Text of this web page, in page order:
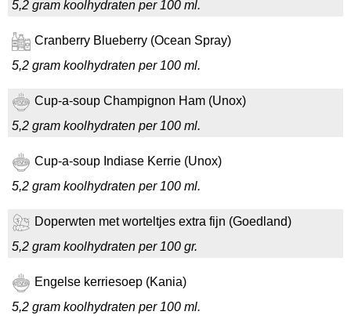
5,2 gram koolhydraten per 100 ml.
Cranberry Blueberry (Ocean Spray)
5,2 gram koolhydraten per 100 ml.
Cup-a-soup Champignon Ham (Unox)
5,2 gram koolhydraten per 100 ml.
Cup-a-soup Indiase Kerrie (Unox)
5,2 gram koolhydraten per 100 ml.
Doperwten met worteltjes extra fijn (Goedland)
5,2 gram koolhydraten per 100 gr.
Engelse kerriesoep (Kania)
5,2 gram koolhydraten per 100 ml.